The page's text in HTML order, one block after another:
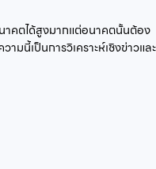
าคตได้สูงมากแต่อนาคตนั้นต้อง
นี้เป็นการวิเคราะห์เชิงข่าวและ